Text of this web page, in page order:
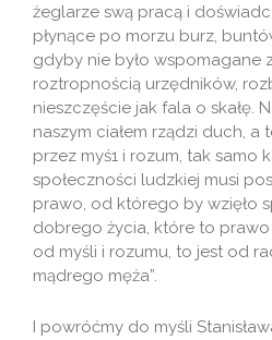
żeglarze swą pracą i
płynące po morzu burz,
gdyby nie było wspomagane
roztropnością urzędników,
nieszczęście jak fala o skałę.
naszym ciałem rządzi duch, a
przez myś1 i rozum, tak samo
społeczności ludzkiej musi
prawo, od którego by wzięło
dobrego życia, które to
od myśli i rozumu, to jest od
mądrego męża”.
I powróćmy do myśli